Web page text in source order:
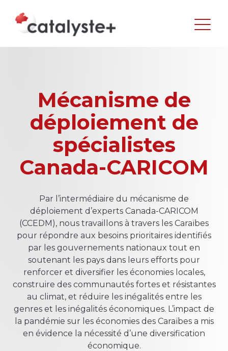
Mécanisme de
déploiement de
spécialistes
Canada-CARICOM
Par l’intermédiaire du mécanisme de
déploiement d’experts Canada-CARICOM
(CCEDM), nous travaillons à travers les Caraïbes
pour répondre aux besoins prioritaires identifiés
par les gouvernements nationaux tout en
soutenant les pays dans leurs efforts pour
renforcer et diversifier les économies locales,
construire des communautés fortes et résistantes
au climat, et réduire les inégalités entre les
genres et les inégalités économiques. L’impact de
la pandémie sur les économies des Caraïbes a mis
en évidence la nécessité d’une diversification
économique.